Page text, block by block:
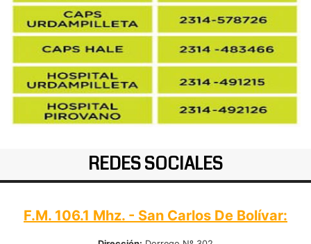
REDES SOCIALES
F.M. 106.1 Mhz. - San Carlos De Bolívar: